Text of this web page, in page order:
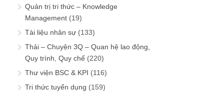
Quản trị tri thức – Knowledge
Management (19)
Tài liệu nhân sự (133)
Thải – Chuyện 3Q – Quan hệ lao động,
Quy trình, Quy chế (220)
Thư viện BSC & KPI (116)
Tri thức tuyển dụng (159)